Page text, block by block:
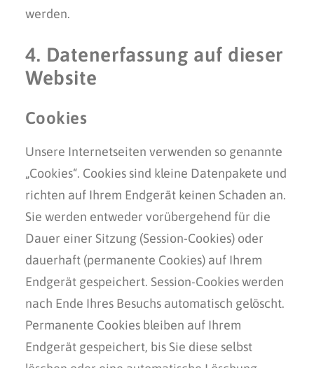
werden.
4. Datenerfassung auf dieser
Website
Cookies
Unsere Internetseiten verwenden so genannte
„Cookies“. Cookies sind kleine Datenpakete und
richten auf Ihrem Endgerät keinen Schaden an.
Sie werden entweder vorübergehend für die
Dauer einer Sitzung (Session-Cookies) oder
dauerhaft (permanente Cookies) auf Ihrem
Endgerät gespeichert. Session-Cookies werden
nach Ende Ihres Besuchs automatisch gelöscht.
Permanente Cookies bleiben auf Ihrem
Endgerät gespeichert, bis Sie diese selbst